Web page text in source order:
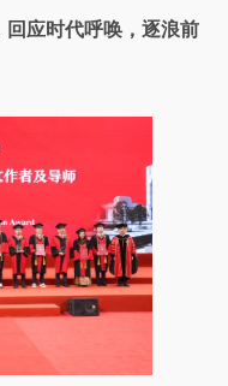
回应时代呼唤，逐浪前